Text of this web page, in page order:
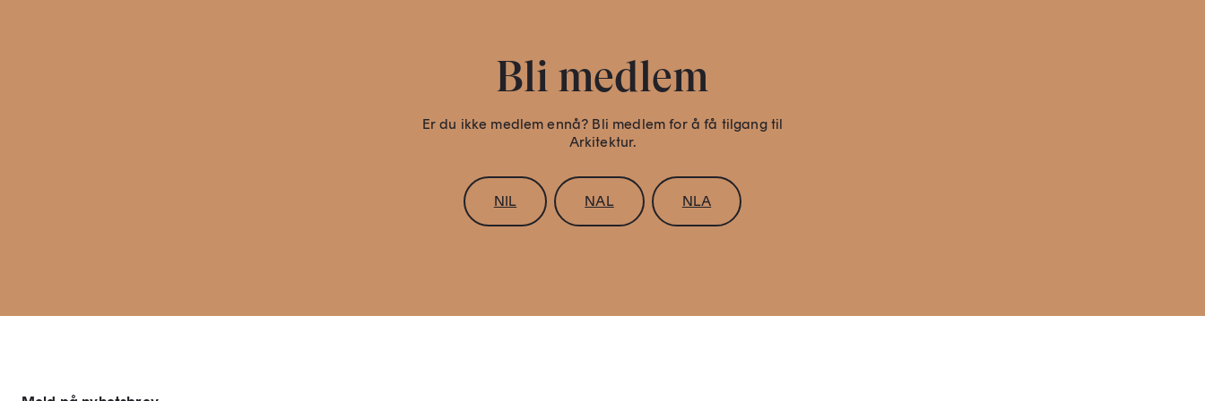
Bli medlem
Er du ikke medlem ennå? Bli medlem for å få tilgang til
Arkitektur.
NIL NAL NLA